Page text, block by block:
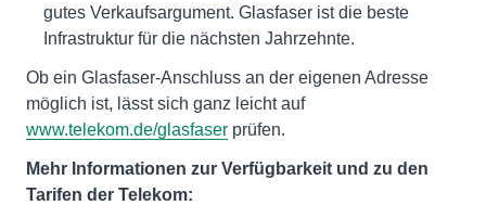
gutes Verkaufsargument. Glasfaser ist die beste
Infrastruktur für die nächsten Jahrzehnte.
Ob ein Glasfaser-Anschluss an der eigenen Adresse
möglich ist, lässt sich ganz leicht auf
www.telekom.de/glasfaser prüfen.
Mehr Informationen zur Verfügbarkeit und zu den
Tarifen der Telekom: